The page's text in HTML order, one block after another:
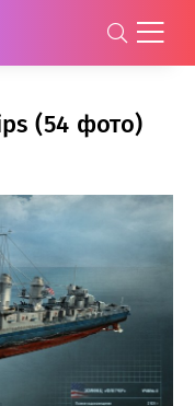
(54 фото)